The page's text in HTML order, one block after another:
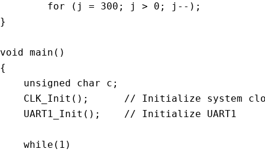
for
( j = 300 ; j > 0 ; j -- ) ;
}
void main ( )
{
unsigned
char c ;
CLK_Init ( ) ;
// Initialize system
UART1_Init ( ) ; // Initialize UART1
while ( 1 )